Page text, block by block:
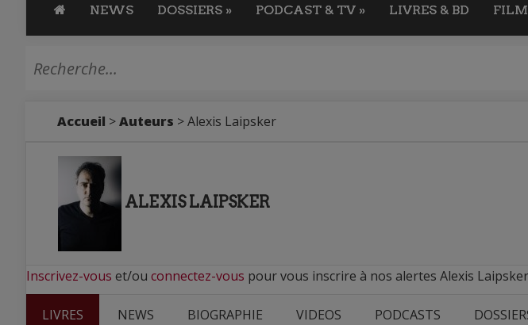
NEWS DOSSIERS » PODCAST & TV » LIVRES & BD
Accueil >Auteurs > Alexis Laipsker
ALEXIS LAIPSKER
Inscrivez-vous et/ou connectez-vous pour vous inscrire à nos alertes Alexis Laipsker
LIVRES NEWS BIOGRAPHIE VIDEOS PODCASTS